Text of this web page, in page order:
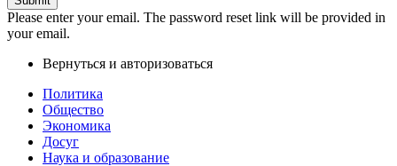
Please enter your email. The password reset link will be provided in
your email.
Вернуться и авторизоваться
Политика
Общество
Экономика
Досуг
Наука и образование